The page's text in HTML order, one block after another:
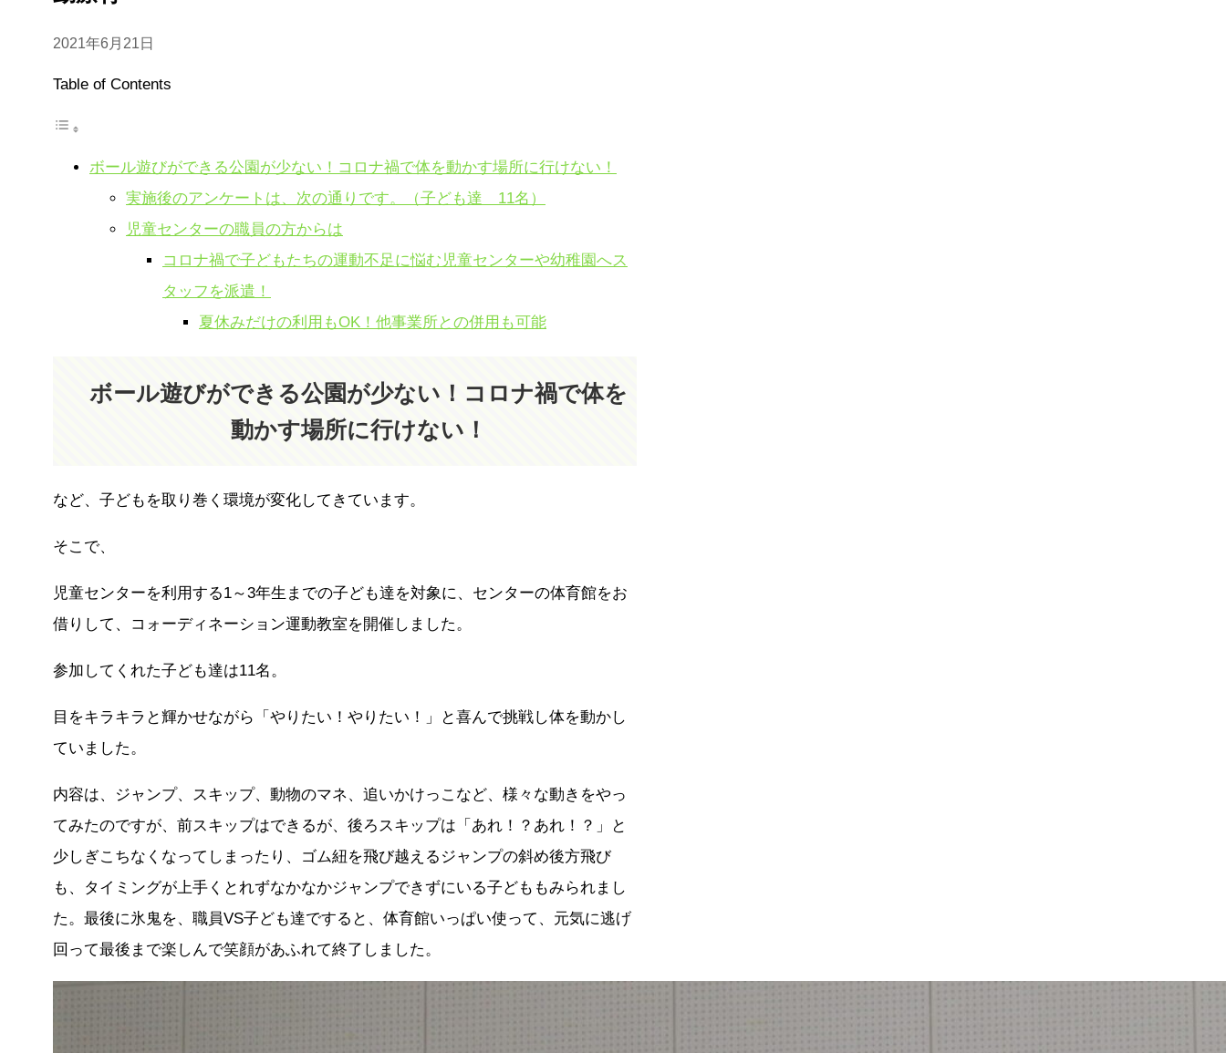
2021年6月21日
Table of Contents
ボール遊びができる公園が少ない！コロナ禍で体を動かす場所に行けない！
実施後のアンケートは、次の通りです。（子ども達 11名）
児童センターの職員の方からは
コロナ禍で子どもたちの運動不足に悩む児童センターや幼稚園へス
タッフを派遣！
夏休みだけの利用もOK！他事業所との併用も可能
ボール遊びができる公園が少ない！コロナ禍で体を
動かす場所に行けない！
など、子どもを取り巻く環境が変化してきています。
そこで、
児童センターを利用する1～3年生までの子ども達を対象に、センターの体育館をお
借りして、コォーディネーション運動教室を開催しました。
参加してくれた子ども達は11名。
目をキラキラと輝かせながら「やりたい！やりたい！」と喜んで挑戦し体を動かし
ていました。
内容は、ジャンプ、スキップ、動物のマネ、追いかけっこなど、様々な動きをやっ
てみたのですが、前スキップはできるが、後ろスキップは「あれ！？あれ！？」と
少しぎこちなくなってしまったり、ゴム紐を飛び越えるジャンプの斜め後方飛び
も、タイミングが上手くとれずなかなかジャンプできずにいる子どももみられまし
た。最後に氷鬼を、職員VS子ども達ですると、体育館いっぱい使って、元気に逃げ
回って最後まで楽しんで笑顔があふれて終了しました。